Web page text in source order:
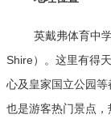
英戴弗体育中
Shire）。这里有得
心及皇家国立公园
也是游客热门景点，